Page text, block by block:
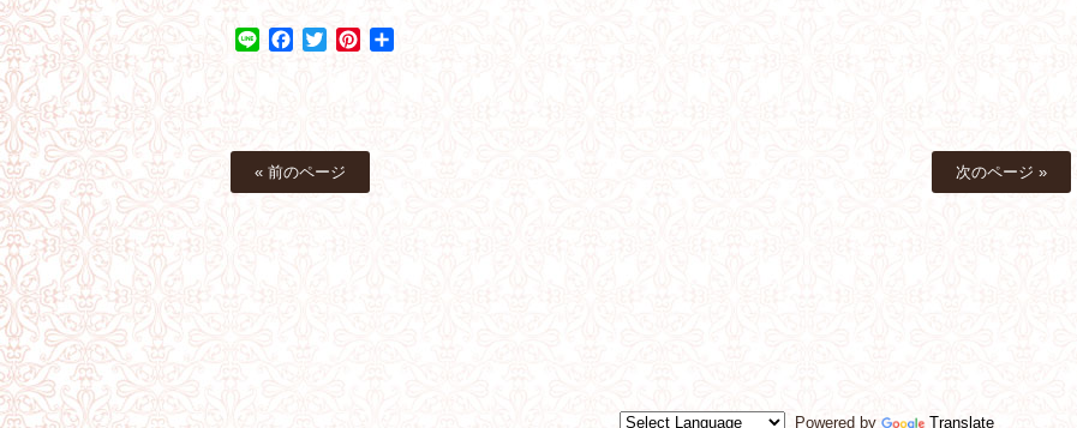
Line Facebook
TwitterPinterest
« 前のページ 次のページ »
Powered by Translate